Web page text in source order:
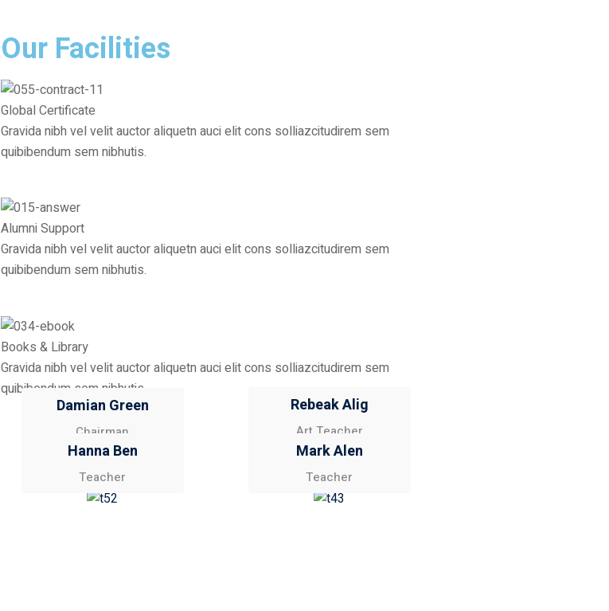
Our Facilities
Global Certificate
Gravida nibh vel velit auctor aliquetn auci elit cons solliazcitudirem sem
quibibendum sem nibhutis.
Alumni Support
Gravida nibh vel velit auctor aliquetn auci elit cons solliazcitudirem sem
quibibendum sem nibhutis.
Books & Library
Gravida nibh vel velit auctor aliquetn auci elit cons solliazcitudirem sem
quibibendum sem nibhutis.
Damian Green
Chairman
Rebeak Alig
Art Teacher
Hanna Ben
Teacher
Mark Alen
Teacher